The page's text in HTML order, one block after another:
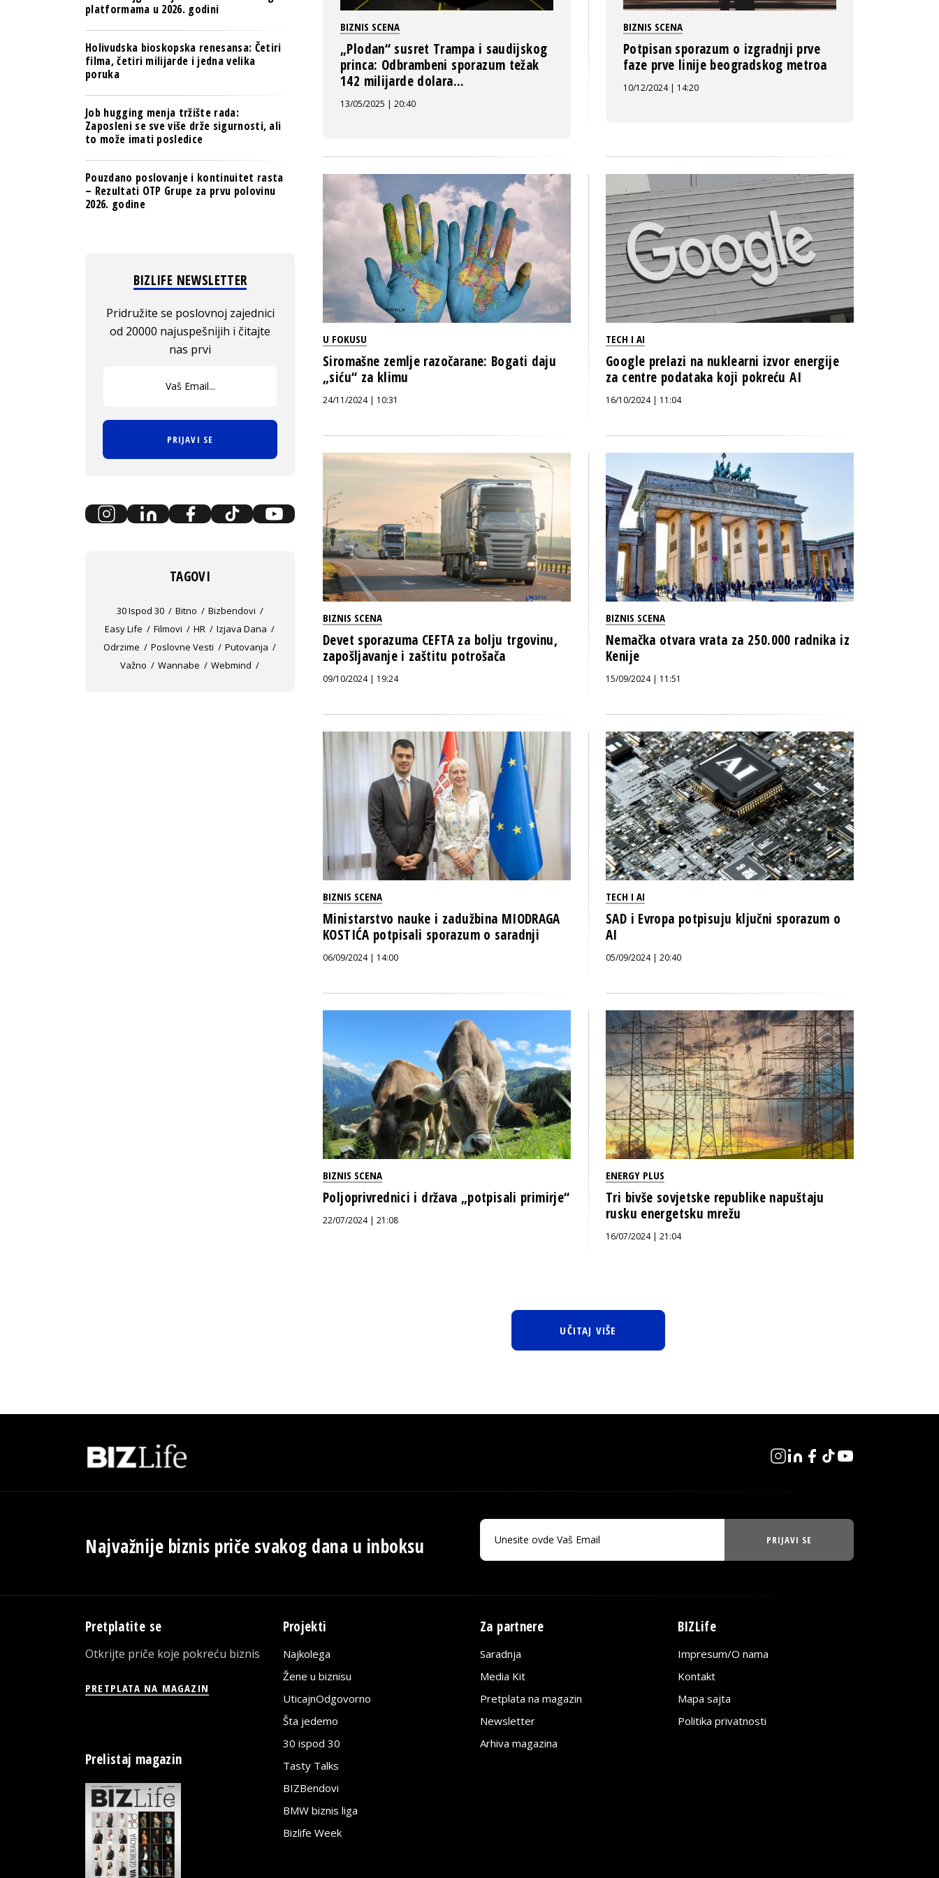
BIZNIS SCENA
„Plodan“ susret Trampa i saudijskog
princa: Odbrambeni sporazum težak
142 milijarde dolara...
13/05/2025 | 20:40
BIZNIS SCENA
Potpisan sporazum o izgradnji prve
faze prve linije beogradskog metroa
10/12/2024 | 14:20
U FOKUSU
Siromašne zemlje razočarane: Bogati daju
„siću“ za klimu
24/11/2024 | 10:31
TECH I AI
Google prelazi na nuklearni izvor energije
za centre podataka koji pokreću AI
16/10/2024 | 11:04
BIZNIS SCENA
Devet sporazuma CEFTA za bolju trgovinu,
zapošljavanje i zaštitu potrošača
09/10/2024 | 19:24
BIZNIS SCENA
Nemačka otvara vrata za 250.000 radnika iz
Kenije
15/09/2024 | 11:51
BIZNIS SCENA
Ministarstvo nauke i zadužbina MIODRAGA
KOSTIĆA potpisali sporazum o saradnji
06/09/2024 | 14:00
TECH I AI
SAD i Evropa potpisuju ključni sporazum o
AI
05/09/2024 | 20:40
BIZNIS SCENA
Poljoprivrednici i država „potpisali primirje“
22/07/2024 | 21:08
ENERGY PLUS
Tri bivše sovjetske republike napuštaju
rusku energetsku mrežu
16/07/2024 | 21:04
UČITAJ VIŠE
platformama u 2026. godini
Holivudska bioskopska renesansa: Četiri
filma, četiri milijarde i jedna velika
poruka
Job hugging menja tržište rada:
Zaposleni se sve više drže sigurnosti, ali
to može imati posledice
Pouzdano poslovanje i kontinuitet rasta
– Rezultati OTP Grupe za prvu polovinu
2026. godine
BIZLIFE NEWSLETTER
Pridružite se poslovnoj zajednici
od 20000 najuspešnijih i čitajte
nas prvi
PRIJAVI SE
TAGOVI
30 Ispod 30 Bitno
Bizbendovi
Easy Life
Filmovi HR
Izjava Dana
Odrzime
Poslovne Vesti
Putovanja
Važno
Wannabe Webmind
Najvažnije biznis priče svakog dana u inboksu PRIJAVI SE
Pretplatite se
Otkrijte priče koje pokreću biznis
PRETPLATA NA MAGAZIN
Prelistaj magazin
Projekti
Najkolega
Žene u biznisu
UticajnOdgovorno
Šta jedemo
30 ispod 30
Tasty Talks
BIZBendovi
BMW biznis liga
Bizlife Week
Za partnere
Saradnja
Media Kit
Pretplata na magazin
Newsletter
Arhiva magazina
BIZLife
Impresum/O nama
Kontakt
Mapa sajta
Politika privatnosti